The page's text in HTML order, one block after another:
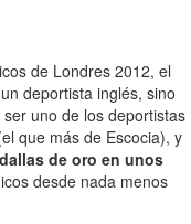
de Londres 2012, el
deportista inglés, sino
uno de los deportistas
que más de Escocia), y
de oro en unos
desde nada menos